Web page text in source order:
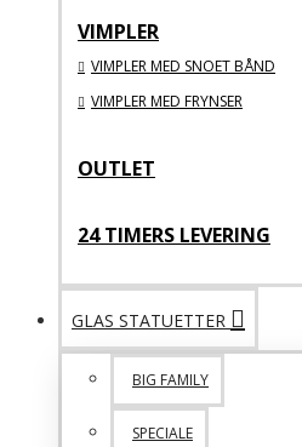
VIMPLER
VIMPLER MED SNOET BÅND
VIMPLER MED FRYNSER
OUTLET
24 TIMERS LEVERING
GLAS STATUETTER
BIG FAMILY
SPECIALE